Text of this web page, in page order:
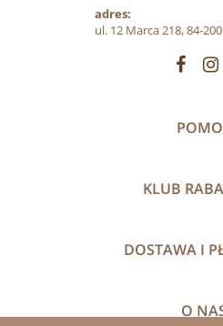
adres:
ul. 12 Marca 218, 84-
KLUB
DOSTAWA I
O